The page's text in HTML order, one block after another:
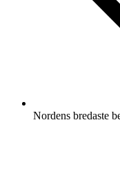
Nordens bredaste